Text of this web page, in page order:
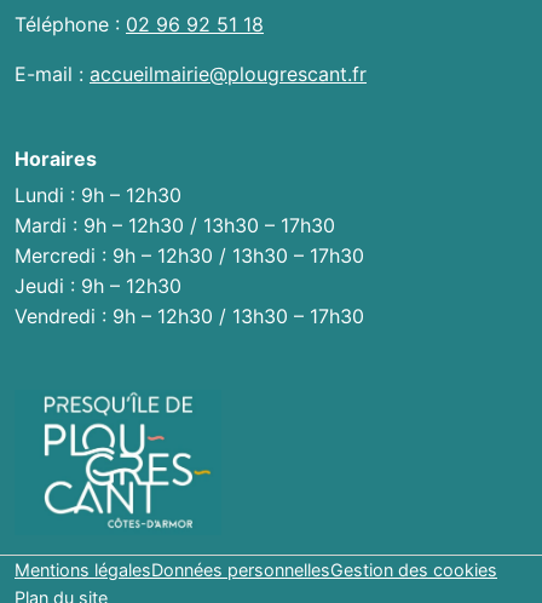
Téléphone : 02 96 92 51 18
E-mail : accueilmairie@plougrescant.fr
Horaires
Lundi : 9h – 12h30
Mardi : 9h – 12h30 / 13h30 – 17h30
Mercredi : 9h – 12h30 / 13h30 – 17h30
Jeudi : 9h – 12h30
Vendredi : 9h – 12h30 / 13h30 – 17h30
Mentions légalesDonnées personnellesGestion des cookies
Plan du site